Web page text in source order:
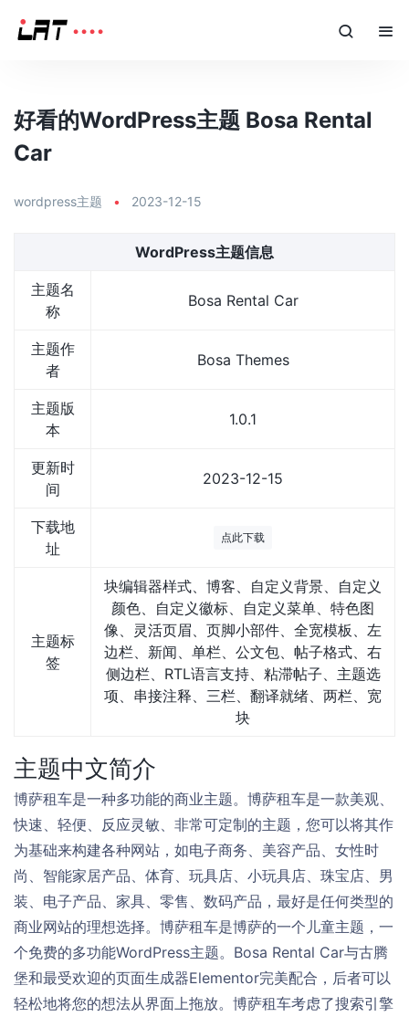
好看的WordPress主题 Bosa Rental
Car
wordpress主题 • 2023-12-15
WordPress主题信息
主题名
称
Bosa Rental Car
主题作
者
Bosa Themes
主题版
本
1.0.1
更新时
间
2023-12-15
下载地
址
点此下载
主题标
签
块编辑器样式、博客、自定义背景、自定义
颜色、自定义徽标、自定义菜单、特色图
像、灵活页眉、页脚小部件、全宽模板、左
边栏、新闻、单栏、公文包、帖子格式、右
侧边栏、RTL语言支持、粘滞帖子、主题选
项、串接注释、三栏、翻译就绪、两栏、宽
块
主题中文简介
博萨租车是一种多功能的商业主题。博萨租车是一款美观、
快速、轻便、反应灵敏、非常可定制的主题，您可以将其作
为基础来构建各种网站，如电子商务、美容产品、女性时
尚、智能家居产品、体育、玩具店、小玩具店、珠宝店、男
装、电子产品、家具、零售、数码产品，最好是任何类型的
商业网站的理想选择。博萨租车是博萨的一个儿童主题，一
个免费的多功能WordPress主题。Bosa Rental Car与古腾
堡和最受欢迎的页面生成器Elementor完美配合，后者可以
轻松地将您的想法从界面上拖放。博萨租车考虑了搜索引擎